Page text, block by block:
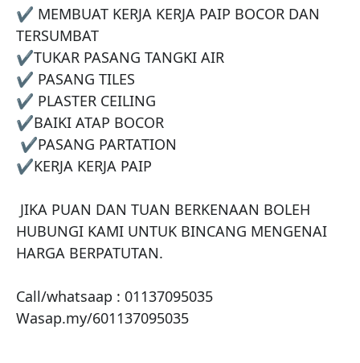
✔️ MEMBUAT KERJA KERJA PAIP BOCOR DAN
TERSUMBAT
✔️TUKAR PASANG TANGKI AIR
✔️ PASANG TILES
✔️ PLASTER CEILING
✔️BAIKI ATAP BOCOR
✔️KERJA KERJA PAIP
HUBUNGI KAMI UNTUK BINCANG MENGENAI
HARGA BERPATUTAN.
Call/whatsaap : 01137095035
Wasap.my/601137095035